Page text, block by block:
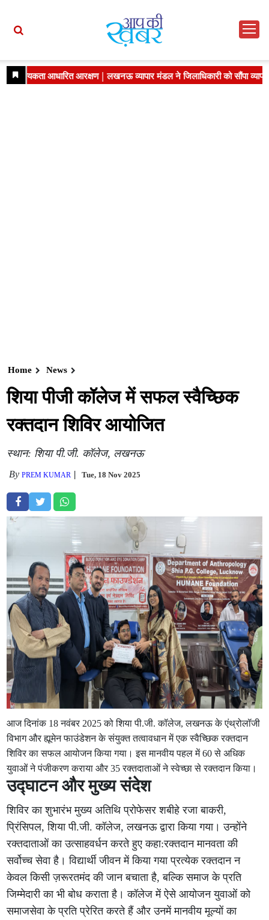
Home News
शिया पीजी कॉलेज में सफल स्वैच्छिक
रक्तदान शिविर आयोजित
स्थान: शिया पी.जी. कॉलेज, लखनऊ
ByPREM KUMAR Tue, 18 Nov 2025
आज दिनांक 18 नवंबर 2025 को शिया पी.जी. कॉलेज, लखनऊ के एंथ्रोलॉजी
विभाग और ह्यूमेन फाउंडेशन के संयुक्त तत्वावधान में एक स्वैच्छिक रक्तदान
शिविर का सफल आयोजन किया गया। इस मानवीय पहल में 60 से अधिक
युवाओं ने पंजीकरण कराया और 35 रक्तदाताओं ने स्वेच्छा से रक्तदान किया।
उद्घाटन और मुख्य संदेश
शिविर का शुभारंभ मुख्य अतिथि प्रोफेसर शबीहे रजा बाकरी,
प्रिंसिपल, शिया पी.जी. कॉलेज, लखनऊ द्वारा किया गया। उन्होंने
रक्तदाताओं का उत्साहवर्धन करते हुए कहा:रक्तदान मानवता की
सर्वोच्च सेवा है। विद्यार्थी जीवन में किया गया प्रत्येक रक्तदान न
केवल किसी ज़रूरतमंद की जान बचाता है, बल्कि समाज के प्रति
जिम्मेदारी का भी बोध कराता है। कॉलेज में ऐसे आयोजन युवाओं को
समाजसेवा के प्रति प्रेरित करते हैं और उनमें मानवीय मूल्यों का